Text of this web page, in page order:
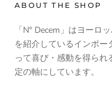
ABOUT THE SHOP
「N° Decem」はヨーロ
を紹介しているインポー
って喜び・感動を得ら
定の軸にしています。